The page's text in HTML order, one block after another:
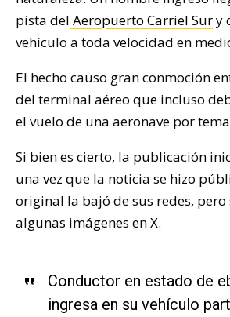
pista del Aeropuerto Carriel Sury
vehículo a toda velocidad en
El hecho causo gran conmoción
del terminal aéreo que incluso
el vuelo de una aeronave por
Si bien es cierto, la publicación
una vez que la noticia se hizo
original la bajó de sus redes,
algunas imágenes en X.
Conductor en estado de
ingresa en su vehículo